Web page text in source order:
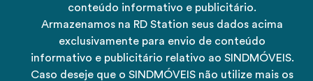
conteúdo informativo e publicitário.
Armazenamos na RD Station seus dados acima
exclusivamente para envio de conteúdo
informativo e publicitário relativo ao SINDMÓVEIS.
Caso deseje que o SINDMÓVEIS não utilize mais os